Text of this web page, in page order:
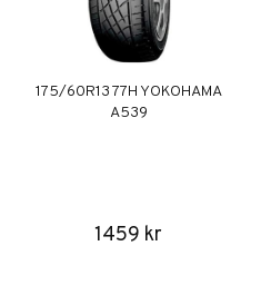
175/60R13 77H YOKOHAMA
A539
1459 kr